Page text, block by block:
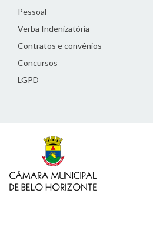
Pessoal
Verba Indenizatória
Contratos e convênios
Concursos
LGPD